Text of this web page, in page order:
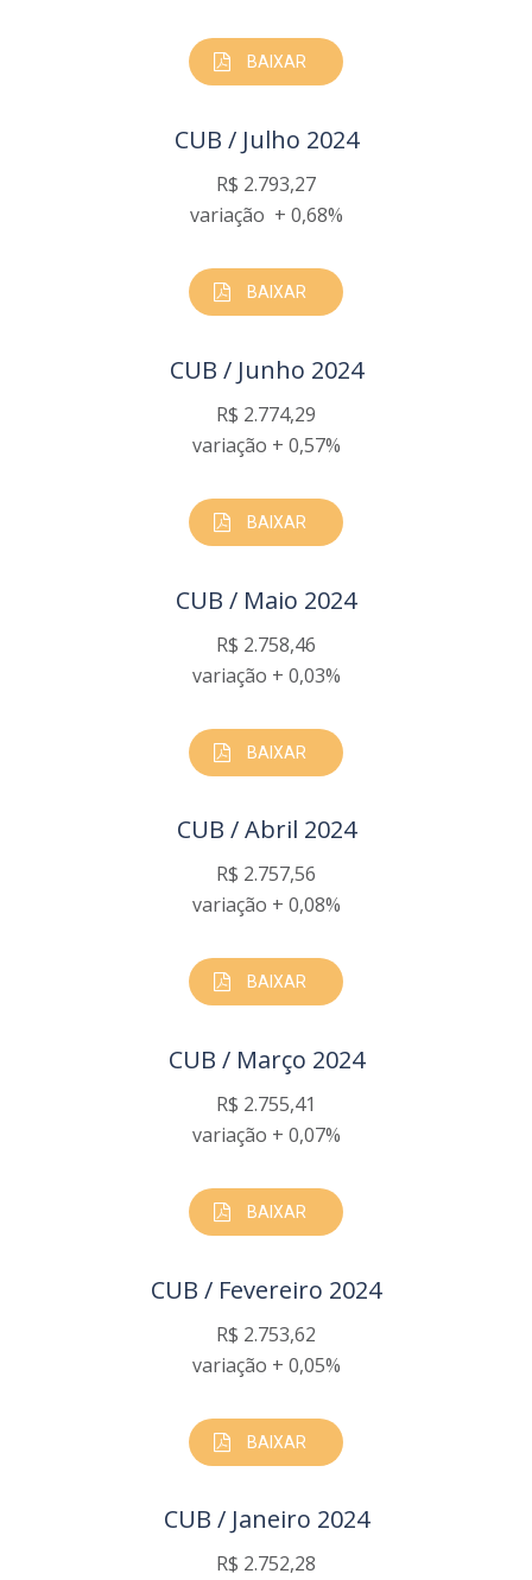
BAIXAR
CUB / Julho 2024
R$ 2.793,27
variação + 0,68%
BAIXAR
CUB / Junho 2024
R$ 2.774,29
variação + 0,57%
BAIXAR
CUB / Maio 2024
R$ 2.758,46
variação + 0,03%
BAIXAR
CUB / Abril 2024
R$ 2.757,56
variação + 0,08%
BAIXAR
CUB / Março 2024
R$ 2.755,41
variação + 0,07%
BAIXAR
CUB / Fevereiro 2024
R$ 2.753,62
variação + 0,05%
BAIXAR
CUB / Janeiro 2024
R$ 2.752,28